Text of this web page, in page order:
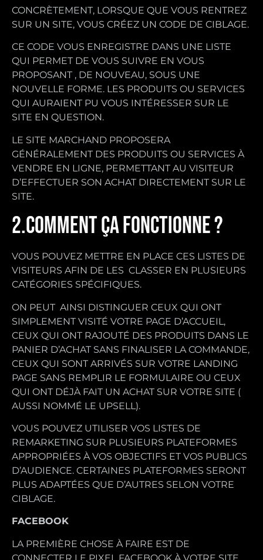
CONCRÈTEMENT, LORSQUE QUE VOUS RENTREZ
SUR UN SITE, VOUS CRÉEZ UN CODE DE CIBLAGE.
CE CODE VOUS ENREGISTRE DANS UNE LISTE
QUI PERMET DE VOUS SUIVRE EN VOUS
PROPOSANT , DE NOUVEAU, SOUS UNE
NOUVELLE FORME. LES PRODUITS OU SERVICES
QUI AURAIENT PU VOUS INTÉRESSER SUR LE
SITE EN QUESTION.
LE SITE MARCHAND PROPOSERA
GÉNÉRALEMENT DES PRODUITS OU SERVICES À
VENDRE EN LIGNE, PERMETTANT AU VISITEUR
D’EFFECTUER SON ACHAT DIRECTEMENT SUR LE
SITE.
2.COMMENT ÇA FONCTIONNE ?
VOUS POUVEZ METTRE EN PLACE CES LISTES DE
VISITEURS AFIN DE LES CLASSER EN PLUSIEURS
CATÉGORIES SPÉCIFIQUES.
ON PEUT AINSI DISTINGUER CEUX QUI ONT
SIMPLEMENT VISITÉ VOTRE PAGE D’ACCUEIL,
CEUX QUI ONT RAJOUTÉ DES PRODUITS DANS LE
PANIER D’ACHAT SANS FINALISER LA COMMANDE,
CEUX QUI SONT ARRIVÉS SUR VOTRE LANDING
PAGE SANS REMPLIR LE FORMULAIRE OU CEUX
QUI ONT DÉJÀ FAIT UN ACHAT SUR VOTRE SITE (
AUSSI NOMMÉ LE UPSELL).
VOUS POUVEZ UTILISER VOS LISTES DE
REMARKETING SUR PLUSIEURS PLATEFORMES
APPROPRIÉES À VOS OBJECTIFS ET VOS PUBLICS
D’AUDIENCE. CERTAINES PLATEFORMES SERONT
PLUS ADAPTÉES QUE D’AUTRES SELON VOTRE
CIBLAGE.
FACEBOOK
LA PREMIÈRE CHOSE À FAIRE EST DE